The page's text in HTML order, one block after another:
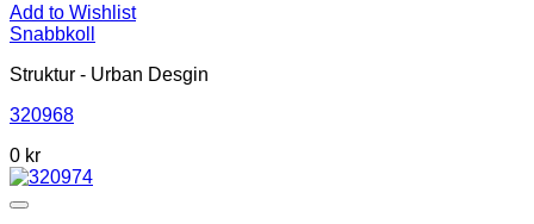
Add to Wishlist
Snabbkoll
Struktur - Urban Desgin
320968
0 kr